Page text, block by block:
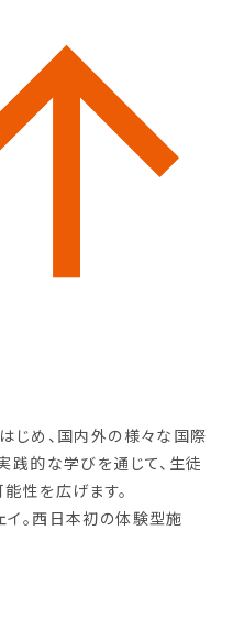
インドセット」
ム
じめ、国内外の様々な国際
践的な学びを通じて、生徒
性を広げます。
。西日本初の体験型施